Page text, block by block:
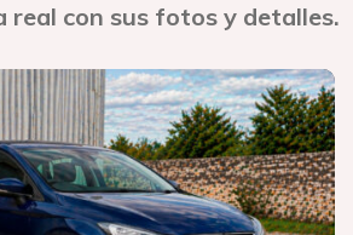
real con sus fotos y detalles.